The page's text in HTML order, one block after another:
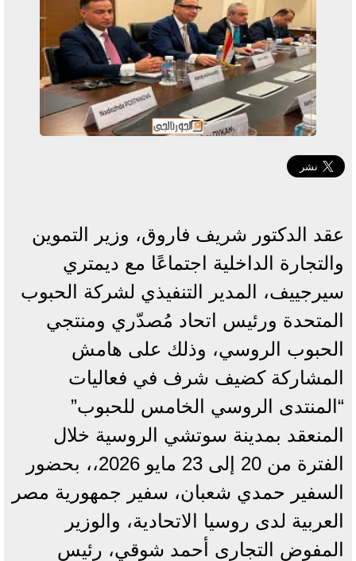
عقد الدكتور شريف فاروق، وزير التموين
والتجارة الداخلية اجتماعًا مع ديمتري
سيرجييف، المدير التنفيذي لشركة الحبوب
المتحدة ورئيس اتحاد مُصدّري ومنتجي
الحبوب الروسي، وذلك على هامش
المشاركة كضيف شرف في فعاليات
“المنتدى الروسي الخامس للحبوب”
المنعقد بمدينة سوتشي الروسية خلال
الفترة من 20 إلى 23 مايو 2026،، بحضور
السفير حمدي شعبان، سفير جمهورية مصر
العربية لدى روسيا الاتحادية، والوزير
المفوض التجارى أحمد شوقي، رئيس